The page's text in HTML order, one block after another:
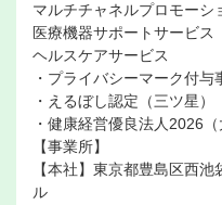
マルチチャネルプロモーシ
医療機器サポートサービス
ヘルスケアサービス
・プライバシーマーク付与
・えるぼし認定（三ツ星）
・健康経営優良法人2026
【事業所】
【本社】東京都豊島区西
ル